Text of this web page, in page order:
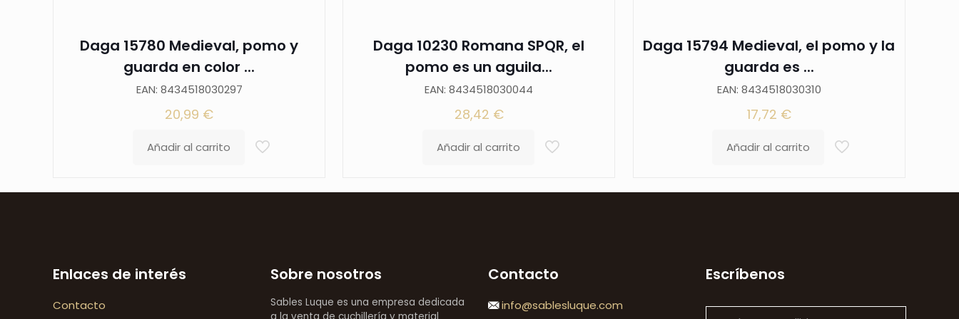
negra
con
acabados
niquel.
S0171G
Daga 15780 Medieval, pomo y
guarda en color ...
EAN: 8434518030297
20,99 €
Añadir al carrito
Daga 10230 Romana SPQR, el
pomo es un aguila...
EAN: 8434518030044
28,42 €
Añadir al carrito
Daga 15794 Medieval, el pomo y la
guarda es ...
EAN: 8434518030310
17,72 €
Añadir al carrito
Enlaces de interés
Contacto
Sobre nosotros
Sables Luque es una empresa dedicada
Contacto
info@sablesluque.com
Escríbenos